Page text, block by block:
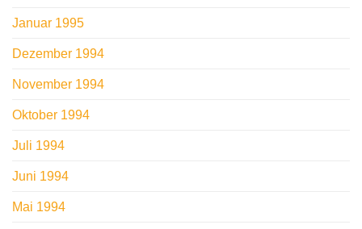
Januar 1995
Dezember 1994
November 1994
Oktober 1994
Juli 1994
Juni 1994
Mai 1994